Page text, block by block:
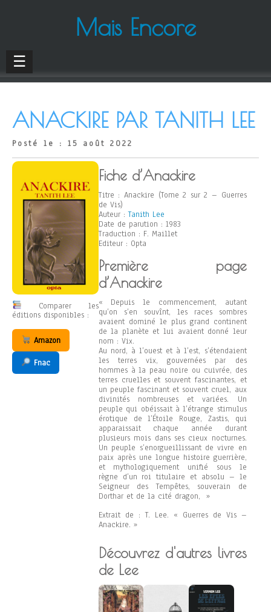
Mais Encore
☰
ANACKIRE PAR TANITH LEE
Posté le : 15 août 2022
Comparer les
éditions disponibles :
Amazon
Fnac
Fiche d’Anackire
Titre : Anackire (Tome 2 sur 2 – Guerres
de Vis)
Auteur :Tanith Lee
Date de parution : 1983
Traduction : F. Maillet
Editeur : Opta
Première page
d’Anackire
« Depuis le commencement, autant
qu’on s’en souvînt, les races sombres
avaient dominé le plus grand continent
de la planète et lui avaient donné leur
nom : Vix.
Au nord, à l’ouest et à l’est, s’étendaient
les terres vix, gouvernées par des
hommes à la peau noire ou cuivrée, des
terres cruelles et souvent fascinantes, et
un peuple fascinant et souvent cruel, aux
divinités nombreuses et variées. Un
peuple qui obéissait à l’étrange stimulus
érotique de l’Étoile Rouge, Zastis, qui
apparaissait chaque année durant
plusieurs mois dans ses cieux nocturnes.
Un peuple s’enorgueillissant de vivre en
paix après une longue histoire guerrière,
et mythologiquement unifié sous le
règne d’un roi titulaire et absolu – le
Seigneur des Tempêtes, souverain de
Dorthar et de la cité dragon, »
Extrait de : T. Lee. « Guerres de Vis –
Anackire. »
Découvrez d'autres livres
de Lee